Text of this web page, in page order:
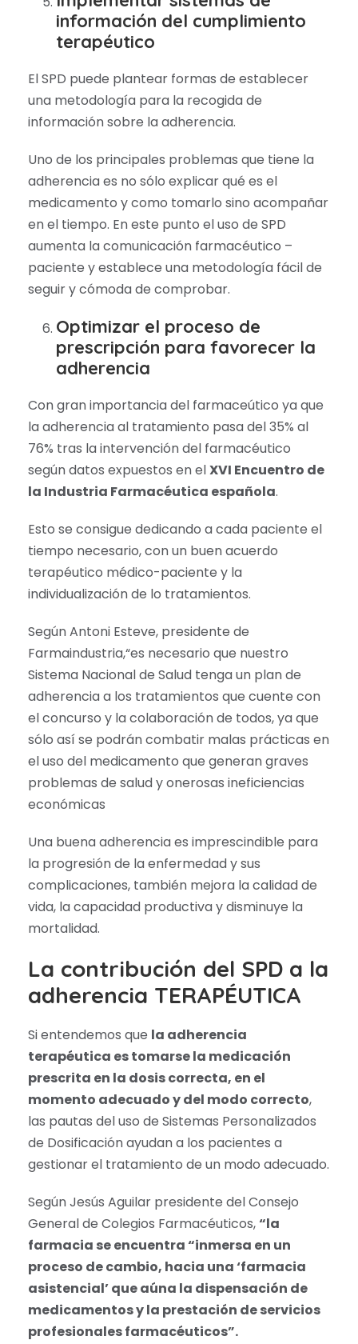
información del cumplimiento
terapéutico
El SPD puede plantear formas de establecer
una metodología para la recogida de
información sobre la adherencia.
Uno de los principales problemas que tiene la
adherencia es no sólo explicar qué es el
medicamento y como tomarlo sino acompañar
en el tiempo. En este punto el uso de SPD
aumenta la comunicación farmacéutico –
paciente y establece una metodología fácil de
seguir y cómoda de comprobar.
Optimizar el proceso de
prescripción para favorecer la
adherencia
Con gran importancia del farmaceútico ya que
la adherencia al tratamiento pasa del 35% al
76% tras la intervención del farmacéutico
según datos expuestos en elXVI Encuentro de
la Industria Farmacéutica española.
Esto se consigue dedicando a cada paciente el
tiempo necesario, con un buen acuerdo
terapéutico médico-paciente y la
individualización de lo tratamientos.
Según Antoni Esteve, presidente de
Farmaindustria,“es necesario que nuestro
Sistema Nacional de Salud tenga un plan de
adherencia a los tratamientos que cuente con
el concurso y la colaboración de todos, ya que
sólo así se podrán combatir malas prácticas en
el uso del medicamento que generan graves
problemas de salud y onerosas ineficiencias
económicas
Una buena adherencia es imprescindible para
la progresión de la enfermedad y sus
complicaciones, también mejora la calidad de
vida, la capacidad productiva y disminuye la
mortalidad.
La contribución del SPD a la
adherencia TERAPÉUTICA
Si entendemos que la adherencia
terapéutica es tomarse la medicación
prescrita en la dosis correcta, en el
momento adecuado y del modo correcto,
las pautas del uso de Sistemas Personalizados
de Dosificación ayudan a los pacientes a
gestionar el tratamiento de un modo adecuado.
Según Jesús Aguilar presidente del Consejo
General de Colegios Farmacéuticos,“la
farmacia se encuentra “inmersa en un
proceso de cambio, hacia una ‘farmacia
asistencial’ que aúna la dispensación de
medicamentos y la prestación de servicios
profesionales farmacéuticos”.